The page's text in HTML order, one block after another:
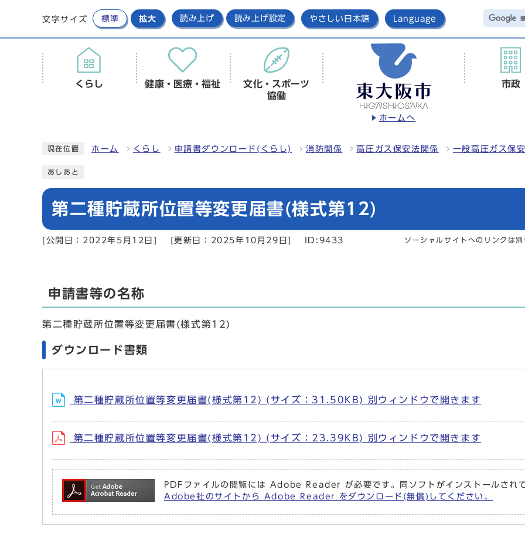
文字サイズ 標準 拡大 読み上げ 読み上げ設定 やさしい日本語 Language
ホームへ
くらし 健康・医療・福祉
文化・スポーツ
協働
市政
現在位置 ホーム くらし 申請書ダウンロード(くらし) 消防関係 高圧ガス保安法関係 一般高圧ガス保
あしあと
第二種貯蔵所位置等変更届書(様式第12)
[公開日：2022年5月12日] [更新日：2025年10月29日] ID:9433 ソーシャルサイトへのリンクは
申請書等の名称
第二種貯蔵所位置等変更届書(様式第12)
ダウンロード書類
第二種貯蔵所位置等変更届書(様式第12) (サイズ：31.50KB) 別ウィンドウで開きます
第二種貯蔵所位置等変更届書(様式第12) (サイズ：23.39KB) 別ウィンドウで開きます
PDFファイルの閲覧には Adobe Reader が必要です。同ソフトがインストールされ
Adobe社のサイトから Adobe Reader をダウンロード(無償)してください。